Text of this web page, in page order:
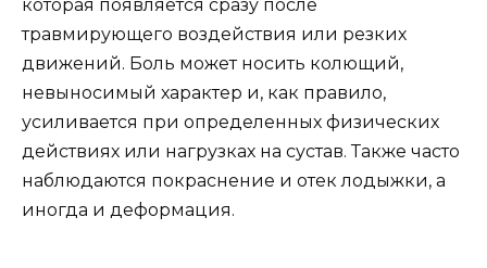
которая появляется сразу после
травмирующего воздействия или резких
движений. Боль может носить колющий,
невыносимый характер и, как правило,
усиливается при определенных физических
действиях или нагрузках на сустав. Также часто
наблюдаются покраснение и отек лодыжки, а
иногда и деформация.